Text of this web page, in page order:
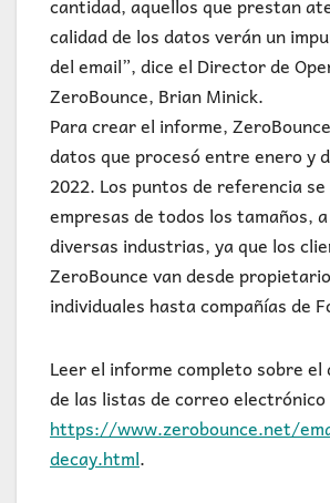
calidad de los datos verán un
del email”, dice el Director de
ZeroBounce, Brian Minick.
Para crear el informe,
datos que procesó entre enero y
2022. Los puntos de referencia
empresas de todos los tamaños,
diversas industrias, ya que los
ZeroBounce van desde
individuales hasta compañías de
Leer el informe completo sobre el
de las listas de correo
https://www.zerobounce.net/
decay.html.